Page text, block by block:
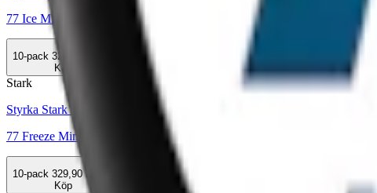
77 Ice Mint 3
10-pack 329,90 kr
Köp
Stark
Styrka Stark · Slim
77 Freeze Mint
10-pack 329,90 kr
Köp